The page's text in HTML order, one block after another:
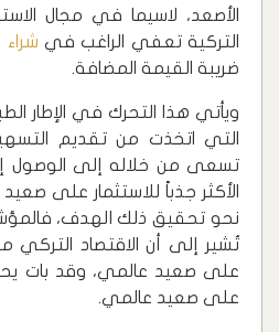
الأصعد، لاسيما في مجال
التركية تعفي الراغب في
ضريبة القيمة المضافة.
ويأتي هذا التحرك في الإطار
التي اتخذت من تقديم
تسعى من خلاله إلى الوصول
الأكثر جذباً للاستثمار على
نحو تحقيق ذلك الهدف،
تُشير إلى أن الاقتصاد التركي
على صعيد عالمي، وقد بات
على صعيد عالمي.